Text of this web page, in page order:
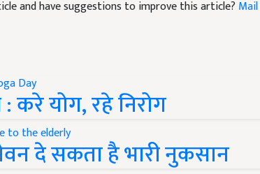
and have suggestions to improve this article? Mail
करे योग, रहे निरोग
दे सकता है भारी नुकसान